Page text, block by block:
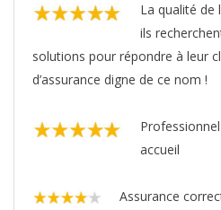
La qualité de
ils
solutions pour répondre à leur
d’assurance digne de ce nom !
accueil
Assurance